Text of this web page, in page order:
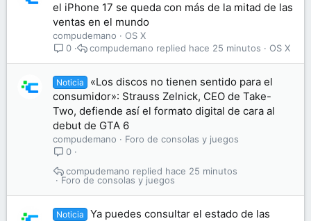
el iPhone 17 se queda con más de la mitad de las
ventas en el mundo
compudemano
OS X
0
OS X
hace 25 minutos
compudemano
Noticia
«Los discos no tienen sentido para el
consumidor»: Strauss Zelnick, CEO de Take-
Two, defiende así el formato digital de cara al
debut de GTA 6
compudemano
Foro de consolas y juegos
0
Foro de consolas y juegos
hace 25 minutos
compudemano
Noticia
Ya puedes consultar el estado de las